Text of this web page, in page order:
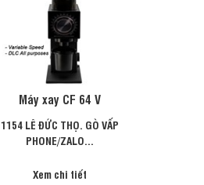
Máy xay CF 64 V
1154 LÊ ĐỨC THỌ. GÒ VẤP
PHONE/ZALO...
Xem chi tiết